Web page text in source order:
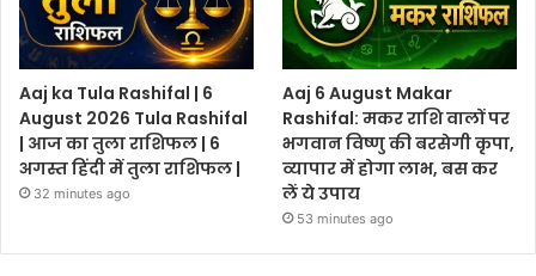
Aaj ka Tula Rashifal | 6
August 2026 Tula Rashifal
| आज का तुला राशिफल | 6
अगस्त हिंदी में तुला राशिफल |
32 minutes ago
Aaj 6 August Makar
Rashifal: मकर राशि वालों पर
भगवान विष्णु की बरसेगी कृपा,
व्यापार में होगा लाभ, बस कर
लें ये उपाय
53 minutes ago